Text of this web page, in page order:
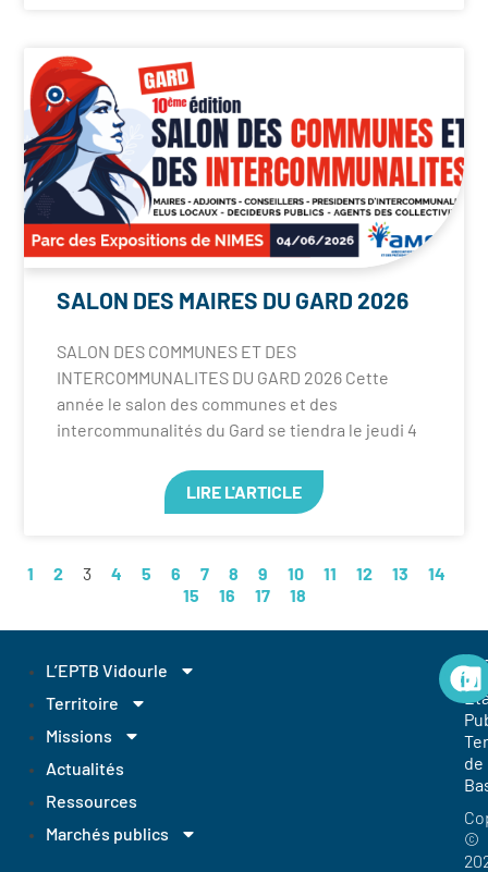
SALON DES MAIRES DU GARD 2026
SALON DES COMMUNES ET DES
INTERCOMMUNALITES DU GARD 2026 Cette
année le salon des communes et des
intercommunalités du Gard se tiendra le jeudi 4
LIRE L'ARTICLE
1 2 3 4 5 6 7 8 9 10 11 12 13
14
15
16 17 18
L’EPTB Vidourle
Territoire
Missions
Actualités
Ressources
Marchés publics
de
©